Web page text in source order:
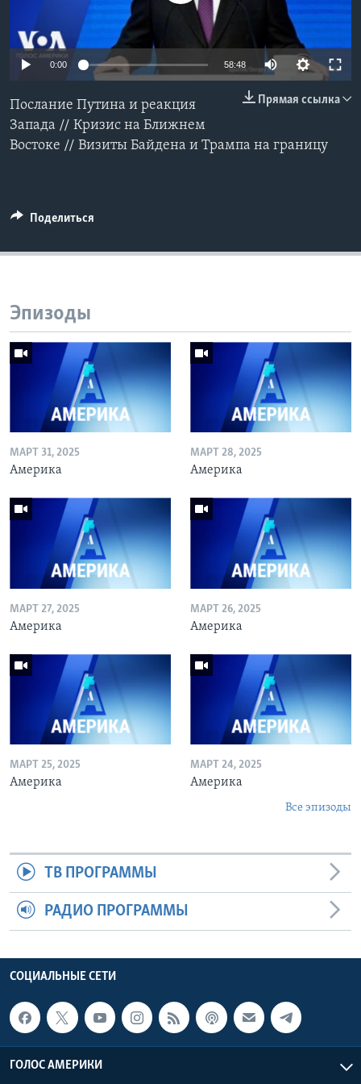
Learning English
СОЦИАЛЬНЫЕ СЕТИ
Языки
0:00 58:48
Прямая ссылка
Послание Путина и реакция
Запада // Кризис на Ближнем
Востоке // Визиты Байдена и Трампа на границу
Поделиться
Эпизоды
МАРТ 31, 2025
Америка
МАРТ 28, 2025
Америка
МАРТ 27, 2025
Америка
МАРТ 26, 2025
Америка
МАРТ 25, 2025
Америка
МАРТ 24, 2025
Америка
Все эпизоды
ТВ ПРОГРАММЫ
РАДИО ПРОГРАММЫ
СОЦИАЛЬНЫЕ СЕТИ
ГОЛОС АМЕРИКИ